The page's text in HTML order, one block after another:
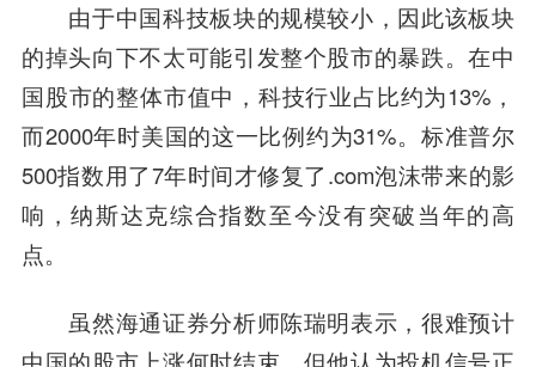
由于中国科技板块的规模较小，因此该板块
的掉头向下不太可能引发整个股市的暴跌。在中
国股市的整体市值中，科技行业占比约为13%，
而2000年时美国的这一比例约为31%。标准普尔
500指数用了7年时间才修复了.com泡沫带来的影
响，纳斯达克综合指数至今没有突破当年的高
点。
虽然海通证券分析师陈瑞明表示，很难预计